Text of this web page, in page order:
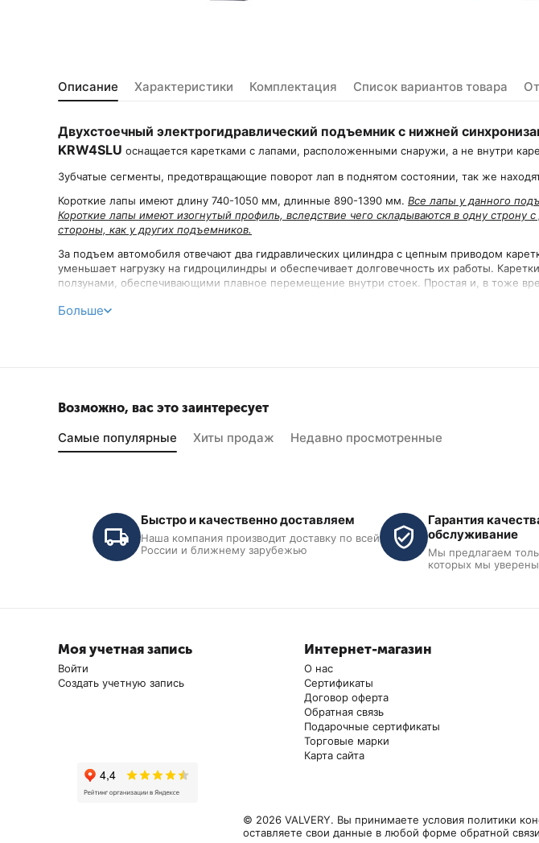
Описание Характеристики Комплектация Список вариантов товара
Двухстоечный электрогидравлический подъемник с нижней
KRW4SLU оснащается каретками с лапами, расположенными снаружи, а не внутри
Зубчатые сегменты, предотвращающие поворот лап в поднятом состоянии, так же
Короткие лапы имеют длину 740-1050 мм, длинные 890-1390 мм. Все лапы у данного
Короткие лапы имеют изогнутый профиль, вследствие чего складываются в одну строну
стороны, как у других подъемников.
За подъем автомобиля отвечают два гидравлических цилиндра с цепным приводом
уменьшает нагрузку на гидроцилиндры и обеспечивает долговечность их работы.
ползунами, обеспечивающими плавное перемещение внутри стоек. Простая и, в тоже
состоянии на протяжении всего времени ремонта. Габаритная высота подъемника
Нижняя синхронизация стальным тросом
Механические предохранительные стопоры-защелки
Смотровое окошко в колонне предоставляет удобный доступ для инспекции
Механические устройства для блокировки поворота лап снаружи каретки
Перепускной клапан перегрузки
Больше
Возможно, вас это заинтересует
Самые популярные
Хиты продаж Недавно просмотренные
Быстро и качественно доставляем
Наша компания производит доставку по всей
России и ближнему зарубежью
Гарантия
обслуживание
Мы предлагаем
которых мы уверены
Моя учетная запись
Войти
Создать учетную запись
Интернет-магазин
О нас
Сертификаты
Договор оферта
Обратная связь
Подарочные сертификаты
Торговые марки
Карта сайта
© 2026 VALVERY. Вы принимаете условия политики
оставляете свои данные в любой форме обратной